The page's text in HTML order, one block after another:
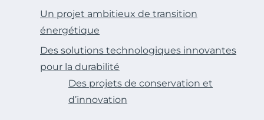
Un projet ambitieux de transition
énergétique
Des solutions technologiques innovantes
pour la durabilité
Des projets de conservation et
d’innovation